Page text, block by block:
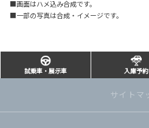
■画面はハメ込み合成です。
■一部の写真は合成・イメージです。
試乗車・展示車 入庫予約
サイトマ